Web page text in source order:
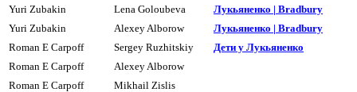
Yuri Zubakin
Lena Goloubeva
Лукьяненко | Bradbury
Yuri Zubakin
Alexey Alborow
Лукьяненко | Bradbury
Roman E Carpoff
Sergey Ruzhitskiy
Дети y Лyкьяненко
Roman E Carpoff
Alexey Alborow
Roman E Carpoff
Mikhail Zislis